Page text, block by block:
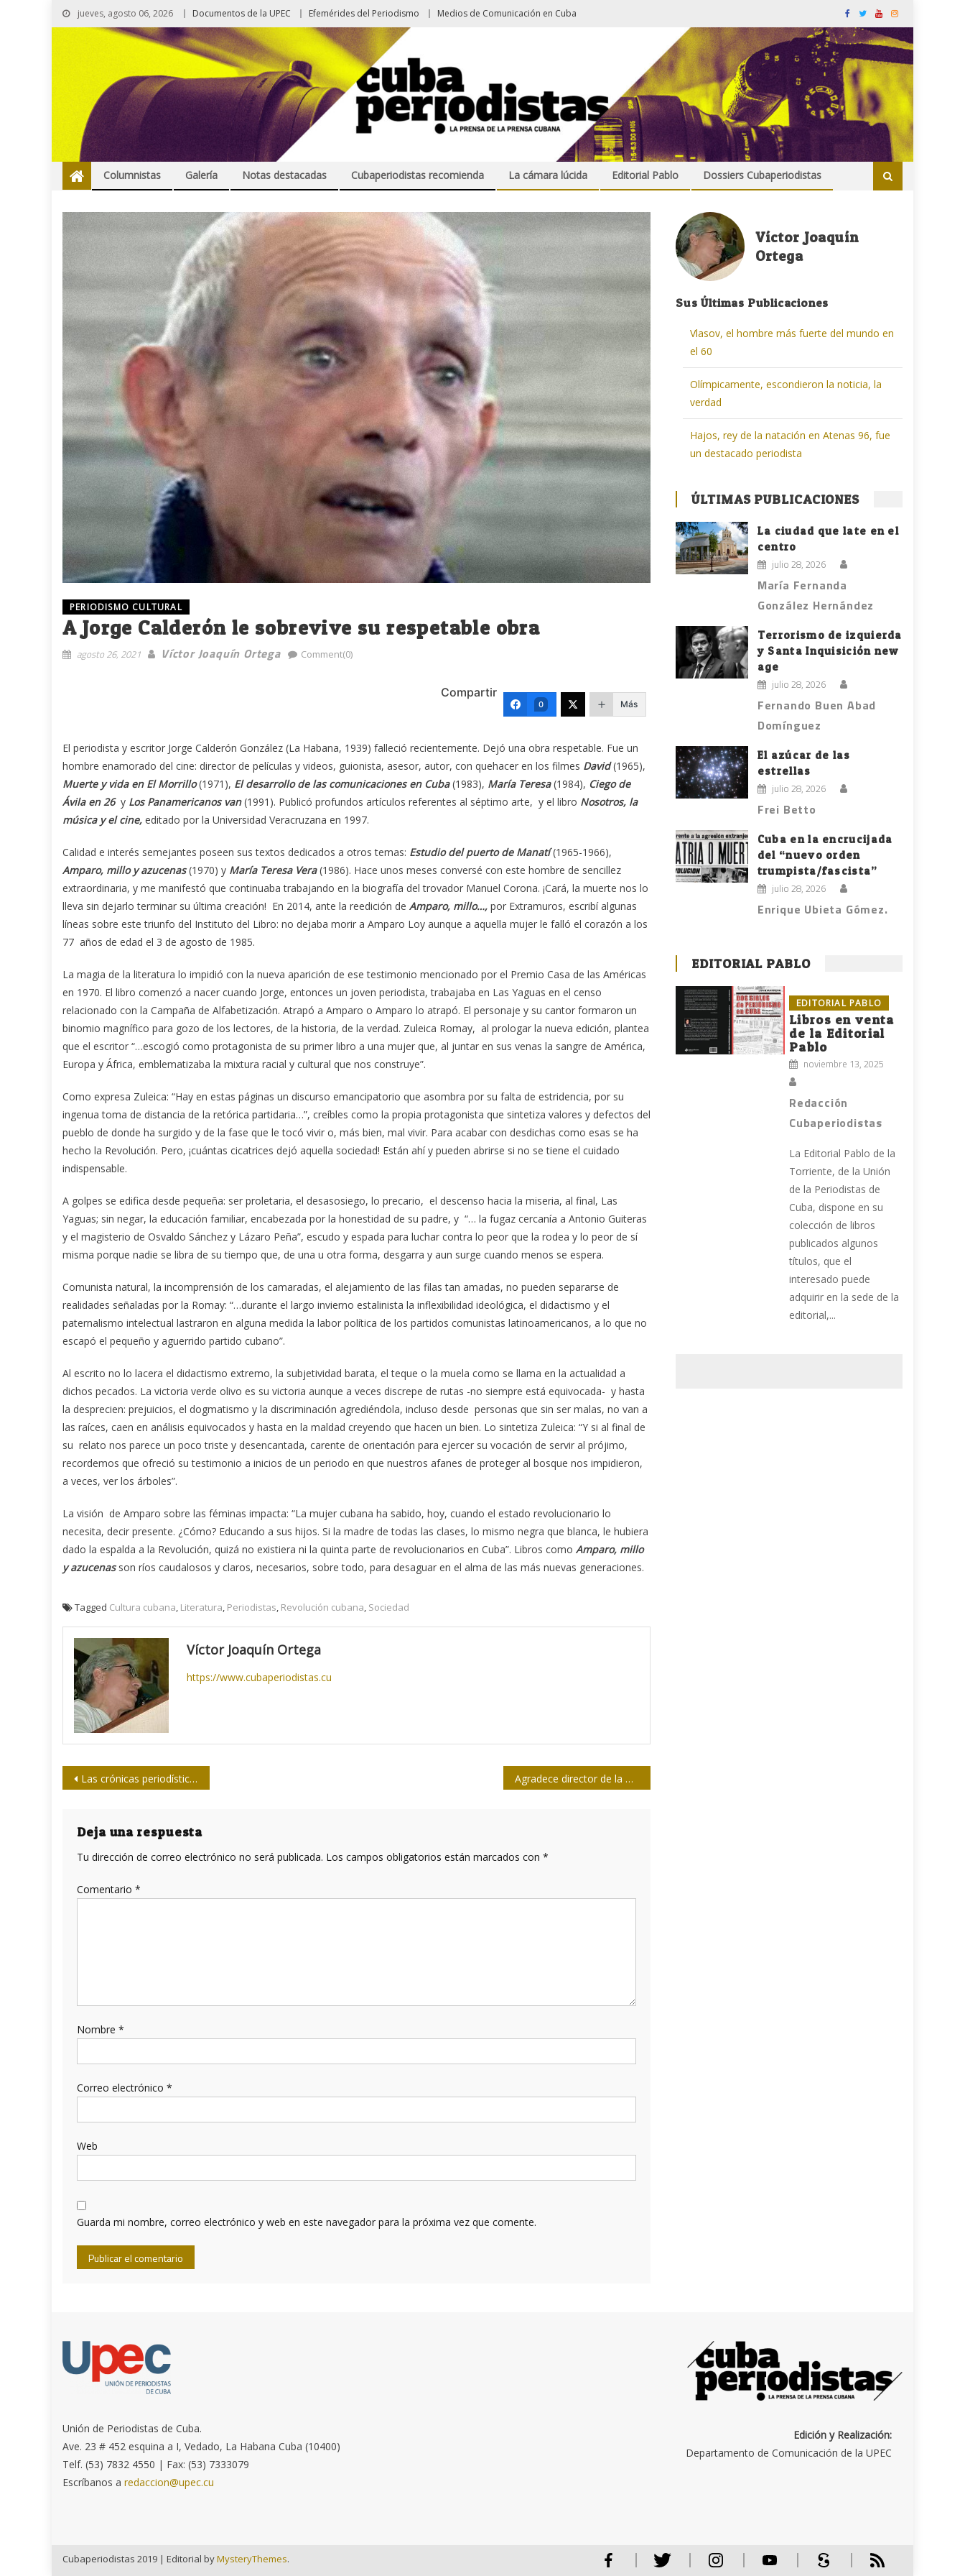
jueves, agosto 06, 2026 Documentos de la UPEC Efemérides del Periodismo Medios de Comunicación en Cuba
Columnistas Galería Notas destacadas Cubaperiodistas recomienda La cámara lúcida Editorial Pablo Dossiers Cubaperiodistas
PERIODISMO CULTURAL
A Jorge Calderón le sobrevive su respetable obra
agosto 26, 2021 Víctor Joaquín Ortega Comment(0)
Compartir
0 Más
El periodista y escritor Jorge Calderón González (La Habana, 1939) falleció recientemente. Dejó una obra respetable. Fue un
hombre enamorado del cine: director de películas y videos, guionista, asesor, autor, con quehacer en los filmes David(1965),
Muerte y vida en El Morrillo(1971), El desarrollo de las comunicaciones en Cuba(1983), María Teresa(1984), Ciego de
Ávila en 26y Los Panamericanos van(1991). Publicó profundos artículos referentes al séptimo arte, y el libro Nosotros, la
música y el cine, editado por la Universidad Veracruzana en 1997.
Calidad e interés semejantes poseen sus textos dedicados a otros temas: Estudio del puerto de Manatí(1965-1966),
Amparo, millo y azucenas(1970) y María Teresa Vera(1986). Hace unos meses conversé con este hombre de sencillez
extraordinaria, y me manifestó que continuaba trabajando en la biografía del trovador Manuel Corona. ¡Cará, la muerte nos lo
lleva sin dejarlo terminar su última creación! En 2014, ante la reedición de Amparo, millo…, por Extramuros, escribí algunas
líneas sobre este triunfo del Instituto del Libro: no dejaba morir a Amparo Loy aunque a aquella mujer le falló el corazón a los
77 años de edad el 3 de agosto de 1985.
La magia de la literatura lo impidió con la nueva aparición de ese testimonio mencionado por el Premio Casa de las Américas
en 1970. El libro comenzó a nacer cuando Jorge, entonces un joven periodista, trabajaba en Las Yaguas en el censo
relacionado con la Campaña de Alfabetización. Atrapó a Amparo o Amparo lo atrapó. El personaje y su cantor formaron un
binomio magnífico para gozo de los lectores, de la historia, de la verdad. Zuleica Romay, al prologar la nueva edición, plantea
que el escritor “…escogió como protagonista de su primer libro a una mujer que, al juntar en sus venas la sangre de América,
Europa y África, emblematizaba la mixtura racial y cultural que nos construye”.
Como expresa Zuleica: “Hay en estas páginas un discurso emancipatorio que asombra por su falta de estridencia, por su
ingenua toma de distancia de la retórica partidaria…”, creíbles como la propia protagonista que sintetiza valores y defectos del
pueblo de donde ha surgido y de la fase que le tocó vivir o, más bien, mal vivir. Para acabar con desdichas como esas se ha
hecho la Revolución. Pero, ¡cuántas cicatrices dejó aquella sociedad! Están ahí y pueden abrirse si no se tiene el cuidado
indispensable.
A golpes se edifica desde pequeña: ser proletaria, el desasosiego, lo precario, el descenso hacia la miseria, al final, Las
Yaguas; sin negar, la educación familiar, encabezada por la honestidad de su padre, y “… la fugaz cercanía a Antonio Guiteras
y el magisterio de Osvaldo Sánchez y Lázaro Peña”, escudo y espada para luchar contra lo peor que la rodea y lo peor de sí
misma porque nadie se libra de su tiempo que, de una u otra forma, desgarra y aun surge cuando menos se espera.
Comunista natural, la incomprensión de los camaradas, el alejamiento de las filas tan amadas, no pueden separarse de
realidades señaladas por la Romay: “…durante el largo invierno estalinista la inflexibilidad ideológica, el didactismo y el
paternalismo intelectual lastraron en alguna medida la labor política de los partidos comunistas latinoamericanos, a lo que no
escapó el pequeño y aguerrido partido cubano”.
Al escrito no lo lacera el didactismo extremo, la subjetividad barata, el teque o la muela como se llama en la actualidad a
dichos pecados. La victoria verde olivo es su victoria aunque a veces discrepe de rutas -no siempre está equivocada- y hasta
la desprecien: prejuicios, el dogmatismo y la discriminación agrediéndola, incluso desde personas que sin ser malas, no van a
las raíces, caen en análisis equivocados y hasta en la maldad creyendo que hacen un bien. Lo sintetiza Zuleica: “Y si al final de
su relato nos parece un poco triste y desencantada, carente de orientación para ejercer su vocación de servir al prójimo,
recordemos que ofreció su testimonio a inicios de un periodo en que nuestros afanes de proteger al bosque nos impidieron,
a veces, ver los árboles”.
La visión de Amparo sobre las féminas impacta: “La mujer cubana ha sabido, hoy, cuando el estado revolucionario lo
necesita, decir presente. ¿Cómo? Educando a sus hijos. Si la madre de todas las clases, lo mismo negra que blanca, le hubiera
dado la espalda a la Revolución, quizá no existiera ni la quinta parte de revolucionarios en Cuba”. Libros como Amparo, millo
y azucenasson ríos caudalosos y claros, necesarios, sobre todo, para desaguar en el alma de las más nuevas generaciones.
Tagged Cultura cubana, Literatura, Periodistas, Revolución cubana, Sociedad
Víctor Joaquín Ortega
https://www.cubaperiodistas.cu
Navegación
entradas
Las crónicas periodísticas de un joven Billy Wilder, antes del cine y de Hollywood Agradece director de la OMS apoyo de Cuba a la lucha contra la COVID-19
Deja una respuesta
Tu dirección de correo electrónico no será publicada. Los campos obligatorios están marcados con *
Comentario *
Nombre *
Correo electrónico *
Web
Guarda mi nombre, correo electrónico y web en este navegador para la próxima vez que comente.
Víctor Joaquín
Ortega
Sus Últimas Publicaciones
Vlasov, el hombre más fuerte del mundo en
el 60
Olímpicamente, escondieron la noticia, la
verdad
Hajos, rey de la natación en Atenas 96, fue
un destacado periodista
ÚLTIMAS PUBLICACIONES
La ciudad que late en el
centro
julio 28, 2026
María Fernanda
González Hernández
Terrorismo de izquierda
y Santa Inquisición new
age
julio 28, 2026
Fernando Buen Abad
Domínguez
El azúcar de las
estrellas
julio 28, 2026
Frei Betto
Cuba en la encrucijada
del “nuevo orden
trumpista/fascista”
julio 28, 2026
Enrique Ubieta Gómez.
EDITORIAL PABLO
EDITORIAL PABLO
Libros en venta
de la Editorial
Pablo
noviembre 13, 2025
Redacción
Cubaperiodistas
La Editorial Pablo de la
Torriente, de la Unión
de la Periodistas de
Cuba, dispone en su
colección de libros
publicados algunos
títulos, que el
interesado puede
adquirir en la sede de la
editorial,...
Unión de Periodistas de Cuba.
Ave. 23 # 452 esquina a I, Vedado, La Habana Cuba (10400)
Telf. (53) 7832 4550 | Fax: (53) 7333079
Escríbanos aredaccion@upec.cu
Edición y Realización:
Departamento de Comunicación de la UPEC
Cubaperiodistas 2019 | Editorial byMysteryThemes.
Facebook
Twitter Instagram Scribd RSS